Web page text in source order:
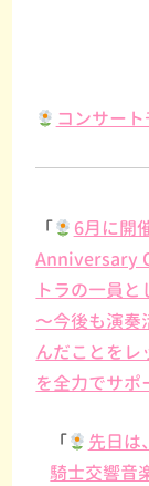
コンサート
「
6月に開
Anniversary
トラの一員
〜今後も演奏
んだことをレ
を全力でサポ
「
先日は、
騎士交響音